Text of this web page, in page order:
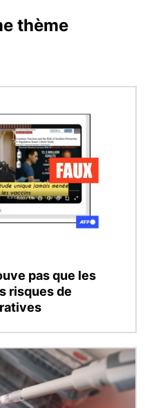
thème
pas que les
risques de